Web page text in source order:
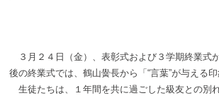
３月２４日（金）、表彰式および３学期終業式
後の終業式では、鶴山黌長から「“言葉”が与える
生徒たちは、１年間を共に過ごした級友との別